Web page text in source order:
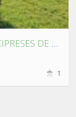
SE ARRIENDA DEPARTAMENTO CIPRESES DE TORREONES III CONCEPCIÓN
1